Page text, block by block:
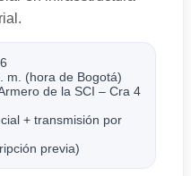
m. (hora de Bogotá)
de la SCI – Cra 4
+ transmisión por
previa)